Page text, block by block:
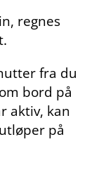
regnes
fra du
bord på
aktiv, kan
på